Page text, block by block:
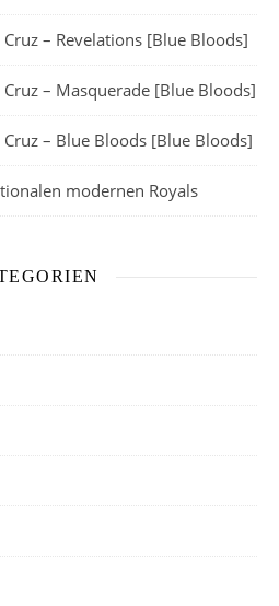
– Revelations [Blue Bloods]
– Masquerade [Blue Bloods]
– Blue Bloods [Blue Bloods]
modernen Royals